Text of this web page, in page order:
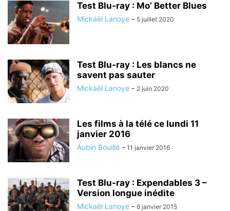
Test Blu-ray : Mo’ Better Blues
Mickaël Lanoye - 5 juillet 2020
Test Blu-ray : Les blancs ne
savent pas sauter
Mickaël Lanoye - 2 juin 2020
Les films à la télé ce lundi 11
janvier 2016
Aubin Bouillé - 11 janvier 2016
Test Blu-ray : Expendables 3 –
Version longue inédite
Mickaël Lanoye - 6 janvier 2015